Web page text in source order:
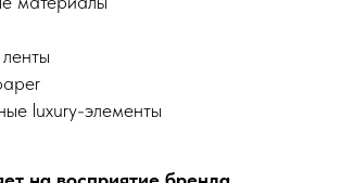
luxury-элементы